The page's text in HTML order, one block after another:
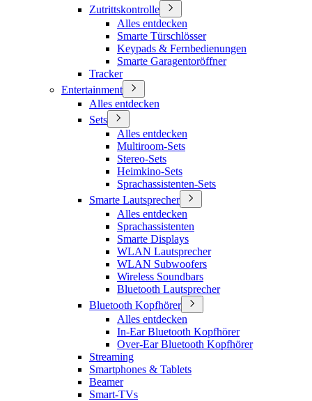
Zutrittskontrolle
Alles entdecken
Smarte Türschlösser
Keypads & Fernbedienungen
Smarte Garagentoröffner
Tracker
Entertainment
Alles entdecken
Sets
Alles entdecken
Multiroom-Sets
Stereo-Sets
Heimkino-Sets
Sprachassistenten-Sets
Smarte Lautsprecher
Alles entdecken
Sprachassistenten
Smarte Displays
WLAN Lautsprecher
WLAN Subwoofers
Wireless Soundbars
Bluetooth Lautsprecher
Bluetooth Kopfhörer
Alles entdecken
In-Ear Bluetooth Kopfhörer
Over-Ear Bluetooth Kopfhörer
Streaming
Smartphones & Tablets
Beamer
Smart-TVs